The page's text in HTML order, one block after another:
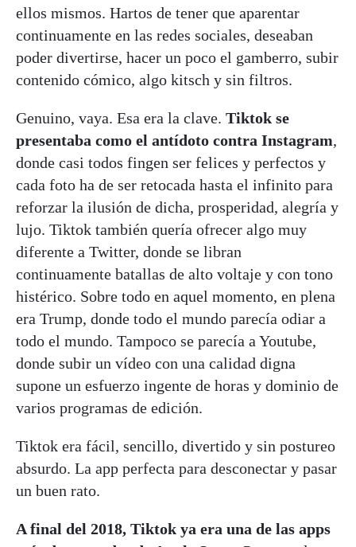
ellos mismos. Hartos de tener que aparentar
continuamente en las redes sociales, deseaban
poder divertirse, hacer un poco el gamberro, subir
contenido cómico, algo kitsch y sin filtros.
Genuino, vaya. Esa era la clave. Tiktok se
presentaba como el antídoto contra Instagram,
donde casi todos fingen ser felices y perfectos y
cada foto ha de ser retocada hasta el infinito para
reforzar la ilusión de dicha, prosperidad, alegría y
lujo. Tiktok también quería ofrecer algo muy
diferente a Twitter, donde se libran
continuamente batallas de alto voltaje y con tono
histérico. Sobre todo en aquel momento, en plena
era Trump, donde todo el mundo parecía odiar a
todo el mundo. Tampoco se parecía a Youtube,
donde subir un vídeo con una calidad digna
supone un esfuerzo ingente de horas y dominio de
varios programas de edición.
Tiktok era fácil, sencillo, divertido y sin postureo
absurdo. La app perfecta para desconectar y pasar
un buen rato.
A final del 2018, Tiktok ya era una de las apps